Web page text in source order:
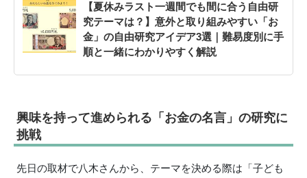
【夏休みラスト一週間でも間に合う自由研
究テーマは？】意外と取り組みやすい「お
金」の自由研究アイデア3選｜難易度別に手
順と一緒にわかりやすく解説
興味を持って進められる「お金の名言」の研究に
挑戦
先日の取材で八木さんから、テーマを決める際は「子ども